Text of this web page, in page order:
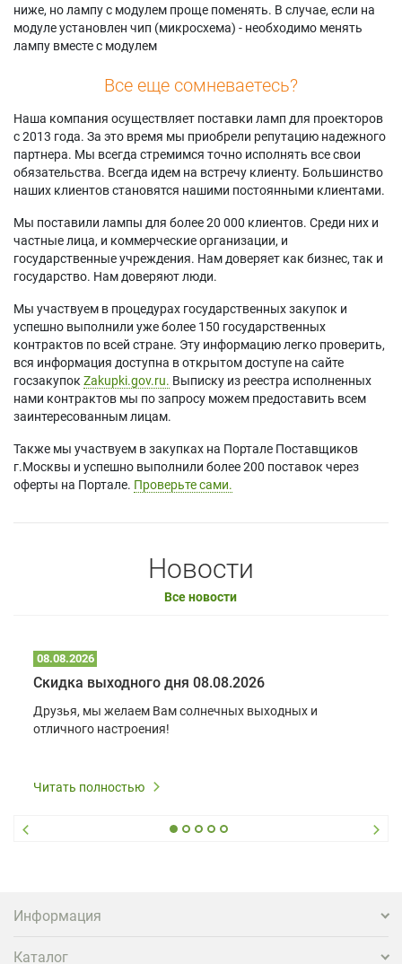
ниже, но лампу с модулем проще поменять. В случае, если на
модуле установлен чип (микросхема) - необходимо менять
лампу вместе с модулем
Все еще сомневаетесь?
Наша компания осуществляет поставки ламп для проекторов
с 2013 года. За это время мы приобрели репутацию надежного
партнера. Мы всегда стремимся точно исполнять все свои
обязательства. Всегда идем на встречу клиенту. Большинство
наших клиентов становятся нашими постоянными клиентами.
Мы поставили лампы для более 20 000 клиентов. Среди них и
частные лица, и коммерческие организации, и
государственные учреждения. Нам доверяет как бизнес, так и
государство. Нам доверяют люди.
Мы участвуем в процедурах государственных закупок и
успешно выполнили уже более 150 государственных
контрактов по всей стране. Эту информацию легко проверить,
вся информация доступна в открытом доступе на сайте
госзакупок Zakupki.gov.ru. Выписку из реестра исполненных
нами контрактов мы по запросу можем предоставить всем
заинтересованным лицам.
Также мы участвуем в закупках на Портале Поставщиков
г.Москвы и успешно выполнили более 200 поставок через
оферты на Портале. Проверьте сами.
Новости
Все новости
08.08.2026
Скидка выходного дня 08.08.2026
Друзья, мы желаем Вам солнечных выходных и
отличного настроения!
Читать полностью
Информация
Каталог